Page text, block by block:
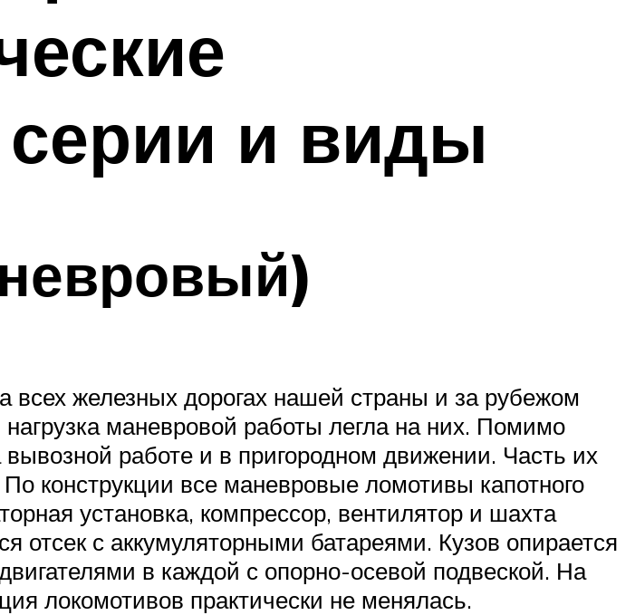
серии и виды
всех железных дорогах нашей страны и за рубежом
маневровой работы легла на них. Помимо
работе и в пригородном движении. Часть их
конструкции все маневровые ломотивы капотного
установка, компрессор, вентилятор и шахта
отсек с аккумуляторными батареями. Кузов опирается
в каждой с опорно-осевой подвеской. На
локомотивов практически не менялась.